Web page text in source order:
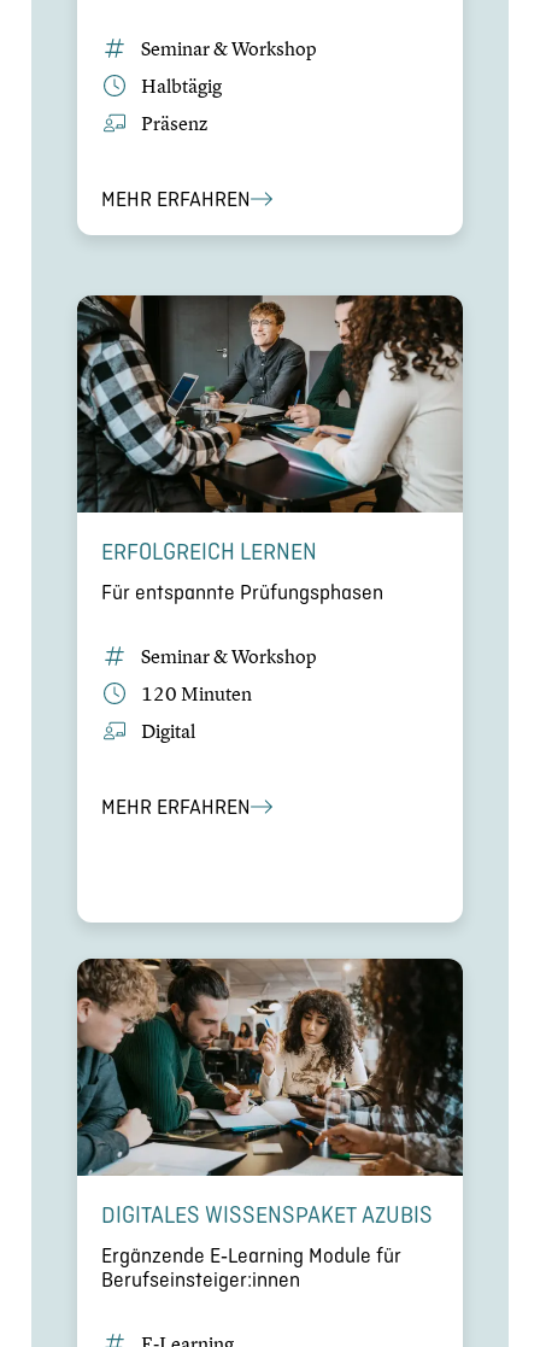
Seminar & Workshop
Halbtägig
Präsenz
MEHR ERFAHREN
ERFOLG­REICH LERNEN
Für entspannte Prüfungs­pha­sen
Seminar & Workshop
120 Minuten
Digital
MEHR ERFAHREN
DIGITALES WISSENS­PA­KET AZUBIS
Ergän­zende E‑Learning Module für
Berufseinsteiger:innen